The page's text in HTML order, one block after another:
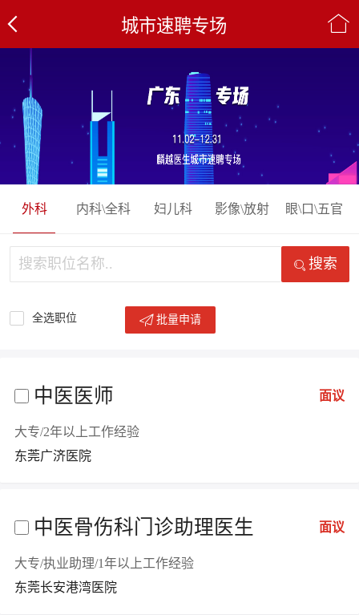
城市速聘专场
外科 内科\全科 妇儿科 影像\放射 眼\口\五官
搜索
全选职位 批量申请
中医医师 面议
大专/2年以上工作经验
东莞广济医院
中医骨伤科门诊助理医生 面议
大专/执业助理/1年以上工作经验
东莞长安港湾医院